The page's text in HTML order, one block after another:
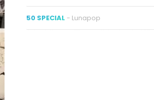
50 SPECIAL - Lunapop